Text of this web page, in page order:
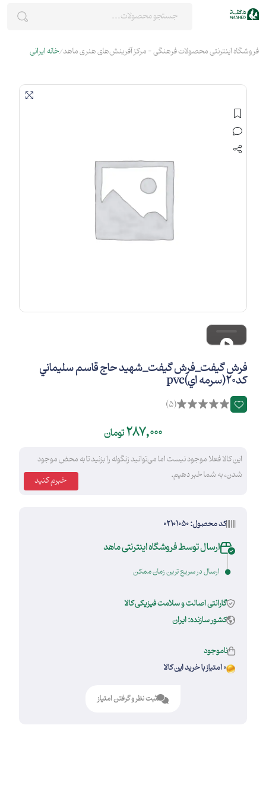
فروشگاه اینترنتی محصولات فرهنگی - مرکز آفرینش‌های هنری ماهد خانه ایرانی
فرش گيفت_فرش گيفت_شهيد حاج قاسم سليماني
كد20(سرمه اي)pvc
(5)
287,000تومان
این کالا فعلا موجود نیست اما می‌توانید زنگوله را بزنید تا به محض موجود
شدن، به شما خبر دهیم.
کد محصول: 02101050
ارسال توسط فروشگاه اینترنتی ماهد
ارسال در سریع ترین زمان ممکن
گارانتی اصالت و سلامت فیزیکی کالا
کشور سازنده: ایران
ناموجود
0 امتیاز با خرید این کالا
ثبت نظر و گرفتن امتیاز